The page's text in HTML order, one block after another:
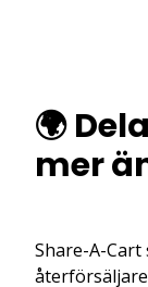
🌍
mer
Share-A-